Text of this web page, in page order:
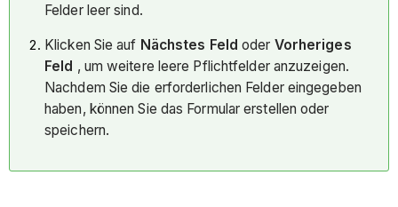
Felder leer sind.
Klicken Sie auf Nächstes Feld oder Vorheriges
Feld , um weitere leere Pflichtfelder anzuzeigen.
Nachdem Sie die erforderlichen Felder eingegeben
haben, können Sie das Formular erstellen oder
speichern.